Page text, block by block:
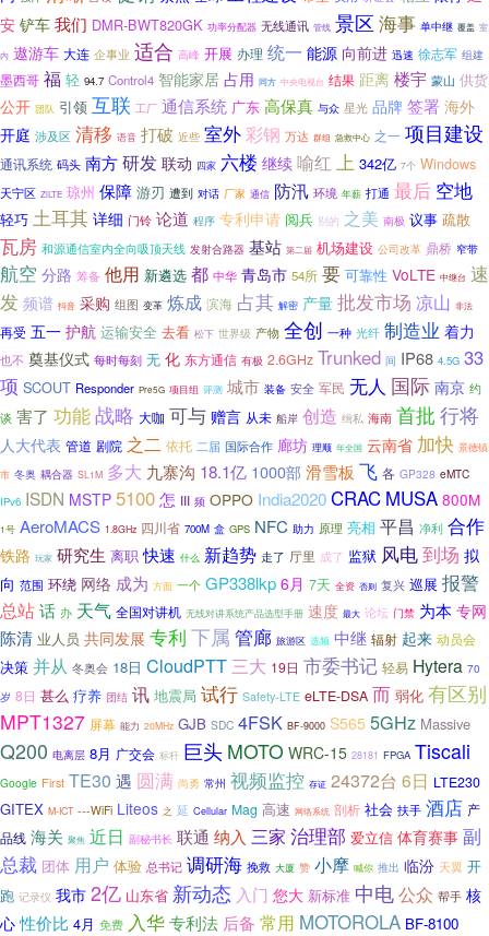
安 铲车 我们 DMR-BWT820GK 功率分配器 无线通讯 管线 景区 海事 单中继 覆盖 室
内 遨游车 大连 企事业 适合 高峰 开展 办理 统一 能源 向前进 迅速 徐志军 组建
墨西哥 福 轻 94.7 Control4 智能家居 占用 同方 中央电视台 结果 距离 楼宇 蒙山 供货
公开 团队 引领 互联 工厂 通信系统 广东 高保真 与众 星光 品牌 签署 海外
开庭 涉及区 清移 语音 打破 近些 室外彩钢 万达 群组 急救中心 之一 项目建设
通讯系统 码头 南方研发 联动 四家 六楼 继续 喻红 上 342亿 7个 Windows
天宁区 ZiLTE 琼州 保障 游刃 遭到 对话 厂家 通信 防汛 环境 年薪 打通 最后 空地
轻巧 土耳其 详细 门铃 论道 程序 专利申请 阅兵 别的 之美 南极 议事 疏散
瓦房 和源通信室内全向吸顶天线 发射合路器 基站 第二届 机场建设 公司改革 鼎桥 窄带
航空 分路 筹备 他用 新遴选 都 中华 青岛市 54所 要 可靠性 VoLTE 中继台 速
发 频谱 抖音 采购 组图 变革 炼成 滨海 占其 解密 产量 批发市场 凉山 非法
再受 五一 护航 运输安全 去看 松下 世界级 产物 全创 一种 光纤 制造业 着力
也不 奠基仪式 每时每刻 无 化 东方通信 有极 2.6GHz Trunked 间 IP68 4.5G 33
项 SCOUT Responder Pre5G 项目组 评测 城市 装备 安全 军民 无人 国际 南京 约
谈 害了 功能战略 大咖 可与 赠言 从未 船岸 创造 缉私 海南 首批 行将
人大代表 管道 剧院 之二 依托 二届 国际合作 廊坊 理顺 年全国 云南省 加快 景德镇
市 冬奥 耦合器 SL1M 多大 九寨沟 18.1亿 1000部 滑雪板 飞 各 GP328 eMTC
IPv6 ISDN MSTP 5100怎 III 频 OPPO India2020CRAC MUSA 800M
1号 AeroMACS 1.8GHz 四川省 700M 盒 GPS NFC 助力 原理 亮相 平昌 净利 合作
铁路 玩家 研究生 离职 快速 什么 新趋势 走了 厅里 成了 监狱 风电到场 拟
向 范围 环绕 网络 成为 方面 一个 GP338lkp 6月 7天 全资 否则 复兴 巡展 报警
总站话 办 天气 全国对讲机 无线对讲系统产品选型手册 速度 最大 论坛 门禁 为本 专网
陈清 业人员 共同发展 专利 下属 管廊 旅游区 选频 中继 辐射 起来 动员会
决策 并从 冬奥会 18日 CloudPTT 三大 19日 市委书记 轻易 Hytera 70
岁 8日 甚么 疗养 团结 讯 地震局 试行 Safety-LTE eLTE-DSA 而 弱化 有区别
MPT1327 屏幕 能力 20MHz GJB SDC 4FSK BF-9000 S565 5GHz Massive
Q200 电离层 8月 广交会 标杆 巨头 MOTO WRC-15 28181 FPGA Tiscali
Google First TE30 遇 圆满 尚勇 常州 视频监控 存证 24372台 6日 LTE230
GITEX M-ICT ---WiFi Liteos 之 延 Cellular Mag 高速 网络系统 剖析 社会 扶手 酒店 产
品线 海关 聚焦 近日 副秘书长 联通 纳入 三家 治理部 爱立信 体育赛事 副
总裁 团体 用户 体验 总书记 调研海 挽救 大厦 赞 小摩 喊你 推出 临汾 天翼 开
跑 记录仪 我市 2亿 山东省 新动态 入门 您大 新标准 中电公众 帮手 核
心 性价比 4月 免费 入华专利法 后备 常用 MOTOROLA BF-8100